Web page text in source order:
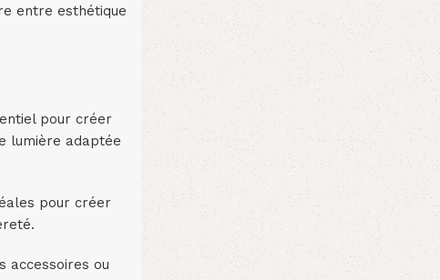
entre esthétique
pour créer
lumière adaptée
pour créer
accessoires ou